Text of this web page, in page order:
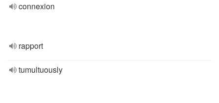
connexion
rapport
tumultuously